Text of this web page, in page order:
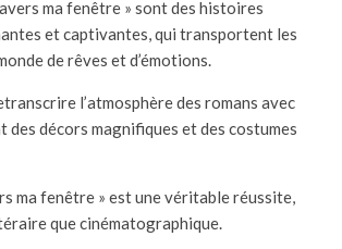
ma fenêtre » sont des histoires
et captivantes, qui transportent les
de rêves et d’émotions.
l’atmosphère des romans avec
des décors magnifiques et des costumes
ma fenêtre » est une véritable réussite,
que cinématographique.